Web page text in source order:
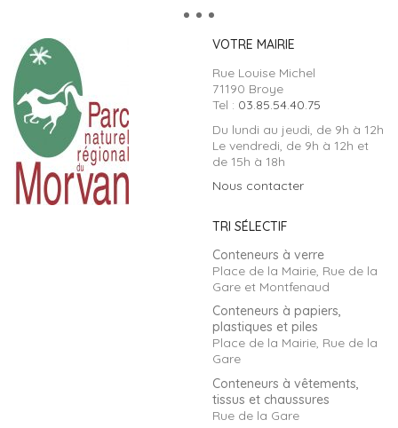
VOTRE MAIRIE
Rue Louise Michel
71190 Broye
Tel : 03.85.54.40.75
Du lundi au jeudi, de 9h à 12h
Le vendredi, de 9h à 12h et
de 15h à 18h
Nous contacter
TRI SÉLECTIF
Conteneurs à verre
Place de la Mairie, Rue de la
Gare et Montfenaud
Conteneurs à papiers,
plastiques et piles
Place de la Mairie, Rue de la
Gare
Conteneurs à vêtements,
tissus et chaussures
Rue de la Gare